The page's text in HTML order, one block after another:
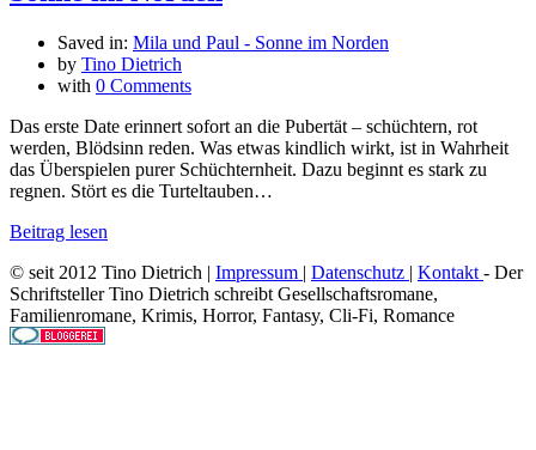
Saved in: Mila und Paul - Sonne im Norden
by Tino Dietrich
with 0 Comments
Das erste Date erinnert sofort an die Pubertät – schüchtern, rot
werden, Blödsinn reden. Was etwas kindlich wirkt, ist in Wahrheit
das Überspielen purer Schüchternheit. Dazu beginnt es stark zu
regnen. Stört es die Turteltauben…
Beitrag lesen
© seit 2012 Tino Dietrich | Impressum | Datenschutz | Kontakt - Der
Schriftsteller Tino Dietrich schreibt Gesellschaftsromane,
Familienromane, Krimis, Horror, Fantasy, Cli-Fi, Romance